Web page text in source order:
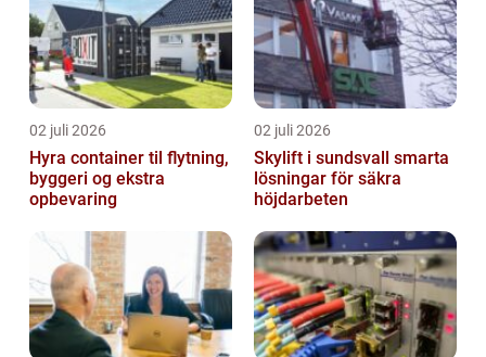
02 juli 2026
Hyra container til flytning,
byggeri og ekstra
opbevaring
02 juli 2026
Skylift i sundsvall smarta
lösningar för säkra
höjdarbeten